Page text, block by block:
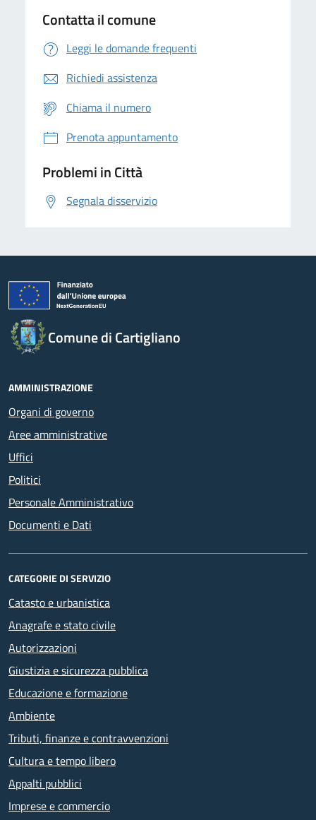
Contatta il comune
Leggi le domande frequenti
Richiedi assistenza
Chiama il numero
Prenota appuntamento
Problemi in Città
Segnala disservizio
Comune di Cartigliano
AMMINISTRAZIONE
Organi di governo
Aree amministrative
Uffici
Politici
Personale Amministrativo
Documenti e Dati
CATEGORIE DI SERVIZIO
Catasto e urbanistica
Anagrafe e stato civile
Autorizzazioni
Giustizia e sicurezza pubblica
Educazione e formazione
Ambiente
Tributi, finanze e contravvenzioni
Cultura e tempo libero
Appalti pubblici
Imprese e commercio